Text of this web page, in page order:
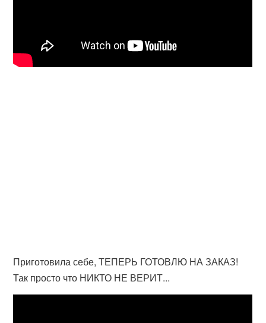
Приготовила себе, ТЕПЕРЬ ГОТОВЛЮ НА ЗАКАЗ!
Так просто что НИКТО НЕ ВЕРИТ...